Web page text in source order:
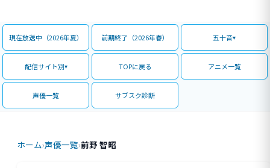
現在放送中（2026年夏） 前期終了（2026年春） 五十音
配信サイト別 TOPに戻る アニメ一覧
声優一覧 サブスク診断
ホーム›声優一覧›前野 智昭